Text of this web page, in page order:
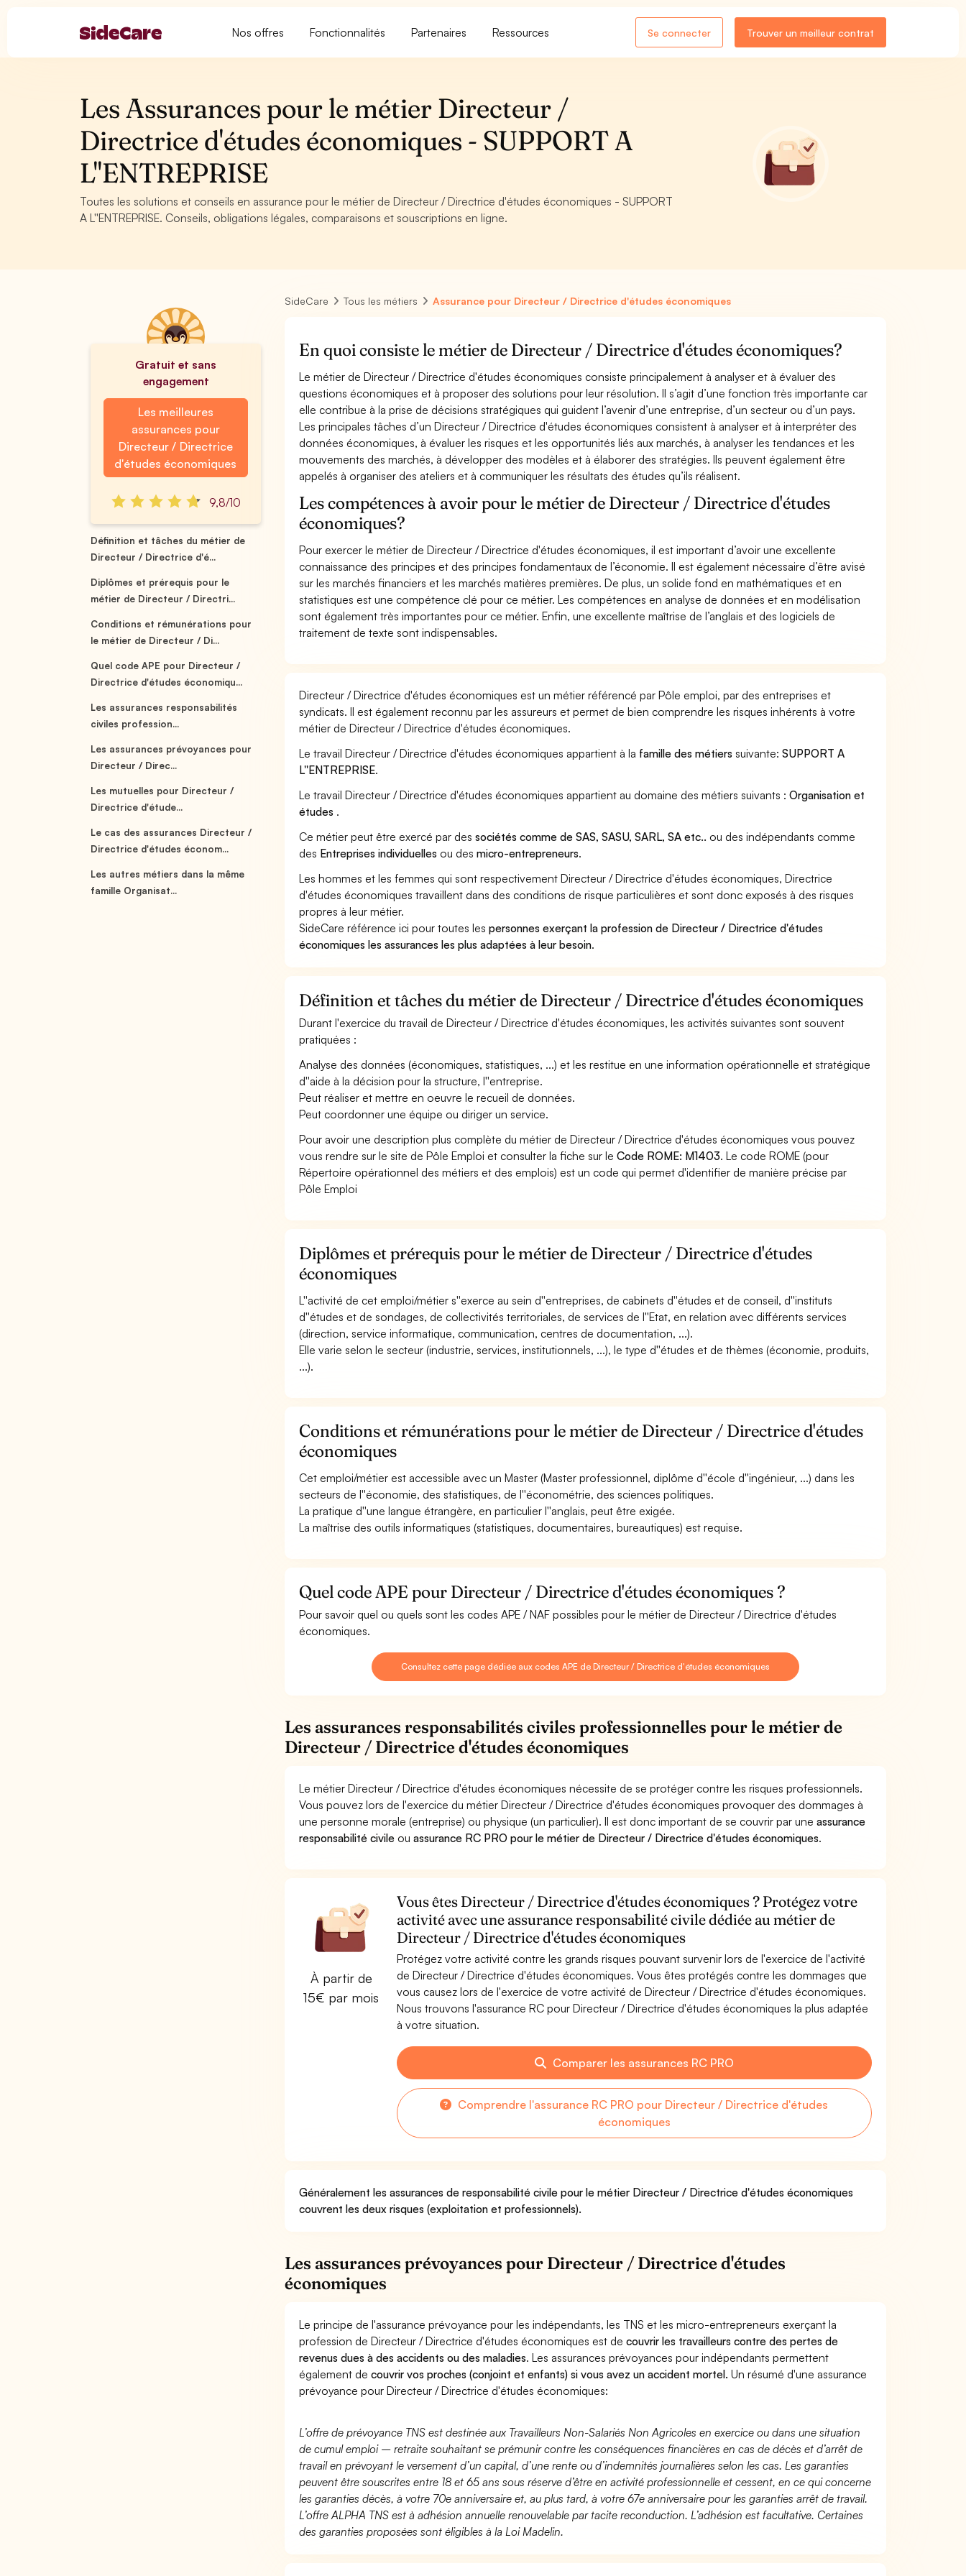
Nos offres Fonctionnalités Partenaires Ressources Se connecter Trouver un meilleur contrat
Les Assurances pour le métier Directeur /
Directrice d'études économiques - SUPPORT A
L''ENTREPRISE
Toutes les solutions et conseils en assurance pour le métier de Directeur / Directrice d'études économiques - SUPPORT
A L''ENTREPRISE. Conseils, obligations légales, comparaisons et souscriptions en ligne.
Gratuit et sans
engagement
Les meilleures
assurances pour
Directeur / Directrice
d'études économiques
9,8/10
Définition et tâches du métier de
Directeur / Directrice d'é...
Diplômes et prérequis pour le
métier de Directeur / Directri...
Conditions et rémunérations pour
le métier de Directeur / Di...
Quel code APE pour Directeur /
Directrice d'études économiqu...
Les assurances responsabilités
civiles profession...
Les assurances prévoyances pour
Directeur / Direc...
Les mutuelles pour Directeur /
Directrice d'étude...
Le cas des assurances Directeur /
Directrice d'études économ...
Les autres métiers dans la même
famille Organisat...
SideCare Tous les métiers Assurance pour Directeur / Directrice d'études économiques
En quoi consiste le métier de Directeur / Directrice d'études économiques?
Le métier de Directeur / Directrice d'études économiques consiste principalement à analyser et à évaluer des
questions économiques et à proposer des solutions pour leur résolution. Il s’agit d’une fonction très importante car
elle contribue à la prise de décisions stratégiques qui guident l’avenir d’une entreprise, d’un secteur ou d’un pays.
Les principales tâches d’un Directeur / Directrice d'études économiques consistent à analyser et à interpréter des
données économiques, à évaluer les risques et les opportunités liés aux marchés, à analyser les tendances et les
mouvements des marchés, à développer des modèles et à élaborer des stratégies. Ils peuvent également être
appelés à organiser des ateliers et à communiquer les résultats des études qu’ils réalisent.
Les compétences à avoir pour le métier de Directeur / Directrice d'études
économiques?
Pour exercer le métier de Directeur / Directrice d'études économiques, il est important d’avoir une excellente
connaissance des principes et des principes fondamentaux de l’économie. Il est également nécessaire d’être avisé
sur les marchés financiers et les marchés matières premières. De plus, un solide fond en mathématiques et en
statistiques est une compétence clé pour ce métier. Les compétences en analyse de données et en modélisation
sont également très importantes pour ce métier. Enfin, une excellente maîtrise de l’anglais et des logiciels de
traitement de texte sont indispensables.
Directeur / Directrice d'études économiques est un métier référencé par Pôle emploi, par des entreprises et
syndicats. Il est également reconnu par les assureurs et permet de bien comprendre les risques inhérents à votre
métier de Directeur / Directrice d'études économiques.
Le travail Directeur / Directrice d'études économiques appartient à la famille des métiers suivante:SUPPORT A
L''ENTREPRISE.
Le travail Directeur / Directrice d'études économiques appartient au domaine des métiers suivants :Organisation et
études .
Ce métier peut être exercé par dessociétés comme de SAS, SASU, SARL, SA etc.. ou des indépendants comme
des Entreprises individuelles ou desmicro-entrepreneurs.
Les hommes et les femmes qui sont respectivement Directeur / Directrice d'études économiques, Directrice
d'études économiques travaillent dans des conditions de risque particulières et sont donc exposés à des risques
propres à leur métier.
SideCare référence ici pour toutes lespersonnes exerçant la profession de Directeur / Directrice d'études
économiques les assurances les plus adaptées à leur besoin.
Définition et tâches du métier de Directeur / Directrice d'études économiques
Durant l'exercice du travail de Directeur / Directrice d'études économiques, les activités suivantes sont souvent
pratiquées :
Analyse des données (économiques, statistiques, ...) et les restitue en une information opérationnelle et stratégique
d''aide à la décision pour la structure, l''entreprise.
Peut réaliser et mettre en oeuvre le recueil de données.
Peut coordonner une équipe ou diriger un service.
Pour avoir une description plus complète du métier de Directeur / Directrice d'études économiques vous pouvez
vous rendre sur le site de Pôle Emploi et consulter la fiche sur leCode ROME: M1403. Le code ROME (pour
Répertoire opérationnel des métiers et des emplois) est un code qui permet d'identifier de manière précise par
Pôle Emploi
Diplômes et prérequis pour le métier de Directeur / Directrice d'études
économiques
L''activité de cet emploi/métier s''exerce au sein d''entreprises, de cabinets d''études et de conseil, d''instituts
d''études et de sondages, de collectivités territoriales, de services de l''Etat, en relation avec différents services
(direction, service informatique, communication, centres de documentation, ...).
Elle varie selon le secteur (industrie, services, institutionnels, ...), le type d''études et de thèmes (économie, produits,
...).
Conditions et rémunérations pour le métier de Directeur / Directrice d'études
économiques
Cet emploi/métier est accessible avec un Master (Master professionnel, diplôme d''école d''ingénieur, ...) dans les
secteurs de l''économie, des statistiques, de l''économétrie, des sciences politiques.
La pratique d''une langue étrangère, en particulier l''anglais, peut être exigée.
La maîtrise des outils informatiques (statistiques, documentaires, bureautiques) est requise.
Quel code APE pour Directeur / Directrice d'études économiques ?
Pour savoir quel ou quels sont les codes APE / NAF possibles pour le métier de Directeur / Directrice d'études
économiques.
Consultez cette page dédiée aux codes APE de Directeur / Directrice d'études économiques
Les assurances responsabilités civiles professionnelles pour le métier de
Directeur / Directrice d'études économiques
Le métier Directeur / Directrice d'études économiques nécessite de se protéger contre les risques professionnels.
Vous pouvez lors de l'exercice du métier Directeur / Directrice d'études économiques provoquer des dommages à
une personne morale (entreprise) ou physique (un particulier). Il est donc important de se couvrir par uneassurance
responsabilité civile ouassurance RC PRO pour le métier de Directeur / Directrice d'études économiques.
À partir de
15€ par mois
Vous êtes Directeur / Directrice d'études économiques ? Protégez votre
activité avec une assurance responsabilité civile dédiée au métier de
Directeur / Directrice d'études économiques
Protégez votre activité contre les grands risques pouvant survenir lors de l'exercice de l'activité
de Directeur / Directrice d'études économiques. Vous êtes protégés contre les dommages que
vous causez lors de l'exercice de votre activité de Directeur / Directrice d'études économiques.
Nous trouvons l'assurance RC pour Directeur / Directrice d'études économiques la plus adaptée
à votre situation.
Comparer les assurances RC PRO
Comprendre l'assurance RC PRO pour Directeur / Directrice d'études
économiques
Généralement les assurances de responsabilité civile pour le métier Directeur / Directrice d'études économiques
couvrent les deux risques (exploitation et professionnels).
Les assurances prévoyances pour Directeur / Directrice d'études
économiques
Le principe de l'assurance prévoyance pour les indépendants, les TNS et les micro-entrepreneurs exerçant la
profession de Directeur / Directrice d'études économiques est decouvrir les travailleurs contre des pertes de
revenus dues à des accidents ou des maladies. Les assurances prévoyances pour indépendants permettent
également decouvrir vos proches (conjoint et enfants) si vous avez un accident mortel. Un résumé d'une assurance
prévoyance pour Directeur / Directrice d'études économiques:
L’offre de prévoyance TNS est destinée aux Travailleurs Non-Salariés Non Agricoles en exercice ou dans une situation
de cumul emploi – retraite souhaitant se prémunir contre les conséquences financières en cas de décès et d’arrêt de
travail en prévoyant le versement d’un capital, d’une rente ou d’indemnités journalières selon les cas. Les garanties
peuvent être souscrites entre 18 et 65 ans sous réserve d’être en activité professionnelle et cessent, en ce qui concerne
les garanties décès, à votre 70e anniversaire et, au plus tard, à votre 67e anniversaire pour les garanties arrêt de travail.
L’offre ALPHA TNS est à adhésion annuelle renouvelable par tacite reconduction. L’adhésion est facultative. Certaines
des garanties proposées sont éligibles à la Loi Madelin.